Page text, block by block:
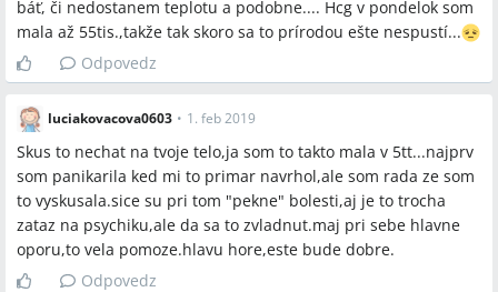
báť, či nedostanem teplotu a podobne.... Hcg v pondelok som
mala až 55tis.,takže tak skoro sa to prírodou ešte nespustí...
Odpovedz
luciakovacova0603 • 1. feb 2019
Skus to nechat na tvoje telo,ja som to takto mala v 5tt...najprv
som panikarila ked mi to primar navrhol,ale som rada ze som
to vyskusala.sice su pri tom "pekne" bolesti,aj je to trocha
zataz na psychiku,ale da sa to zvladnut.maj pri sebe hlavne
oporu,to vela pomoze.hlavu hore,este bude dobre.
Odpovedz